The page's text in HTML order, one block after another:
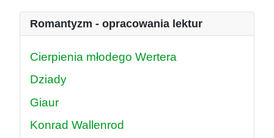
Romantyzm - opracowania lektur
Cierpienia młodego Wertera
Dziady
Giaur
Konrad Wallenrod